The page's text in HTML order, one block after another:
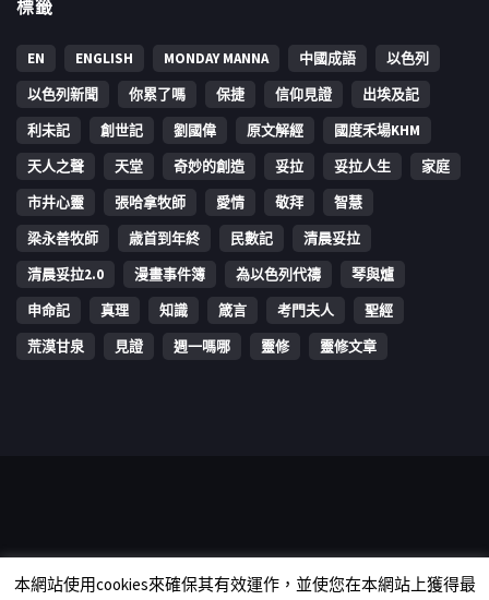
標籤
EN ENGLISH MONDAY MANNA 中國成語
以色列
以色列新聞
你累了嗎 保捷 信仰見證
出埃及記
利未記
創世記 劉國偉 原文解經
國度禾場KHM
天人之聲
天堂 奇妙的創造 妥拉 妥拉人生
家庭
市井心靈
張哈拿牧師 愛情 敬拜
智慧
梁永善牧師
歳首到年終 民數記
清晨妥拉
清晨妥拉2.0
漫畫事件簿 為以色列代禱
琴與爐
申命記
真理 知識 箴言 考門夫人
聖經
荒漠甘泉
見證 週一嗎哪 靈修 靈修文章
rights reserved.
本網站使用cookies來確保其有效運作，並使您在本網站上獲得最